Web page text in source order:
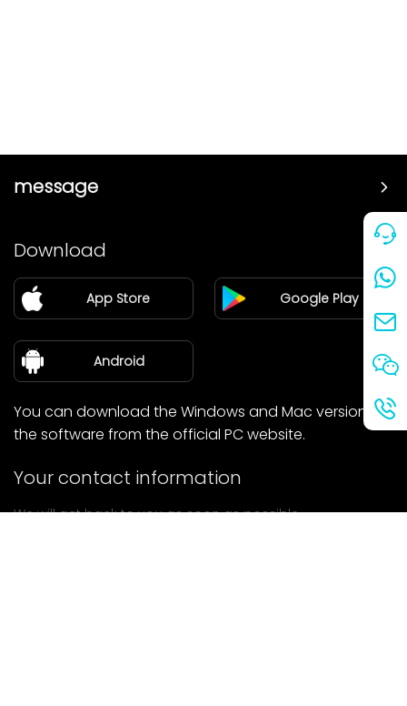
message
Partner
Blog
about Us
Download
App Store Google Play
Android
You can download the Windows and Mac versions of
the software from the official PC website.
Your contact information
We will get back to you as soon as possible.